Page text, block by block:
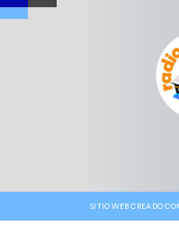
SITIO WEB CREADO